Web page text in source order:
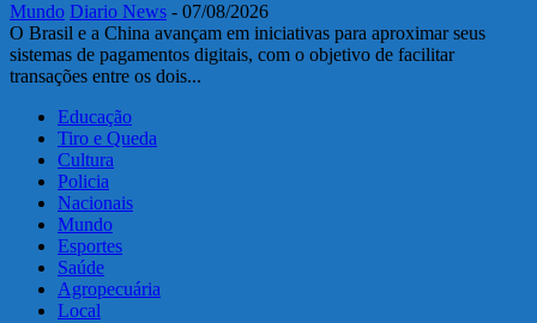
Mundo Diario News - 07/08/2026
O Brasil e a China avançam em iniciativas para aproximar seus
sistemas de pagamentos digitais, com o objetivo de facilitar
transações entre os dois...
Educação
Tiro e Queda
Cultura
Policia
Nacionais
Mundo
Esportes
Saúde
Agropecuária
Local